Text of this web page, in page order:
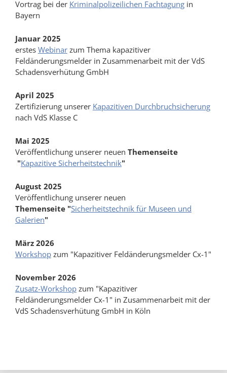
Vortrag bei der Kriminalpolizeilichen Fachtagungin
Bayern
Januar 2025
erstes Webinarzum Thema kapazitiver
Feldänderungsmelder in Zusammenarbeit mit der VdS
Schadensverhütung GmbH
April 2025
Zertifizierung unserer Kapazitiven Durchbruchsicherung
nach VdS Klasse C
Mai 2025
Veröffentlichung unserer neuen Themenseite
"Kapazitive Sicherheitstechnik"
August 2025
Veröffentlichung unserer neuen
Themenseite "Sicherheitstechnik für Museen und
Galerien"
März 2026
Workshop zum "Kapazitiver Feldänderungsmelder Cx-1"
November 2026
Zusatz-Workshop zum "Kapazitiver
Feldänderungsmelder Cx-1" in Zusammenarbeit mit der
VdS Schadensverhütung GmbH in Köln